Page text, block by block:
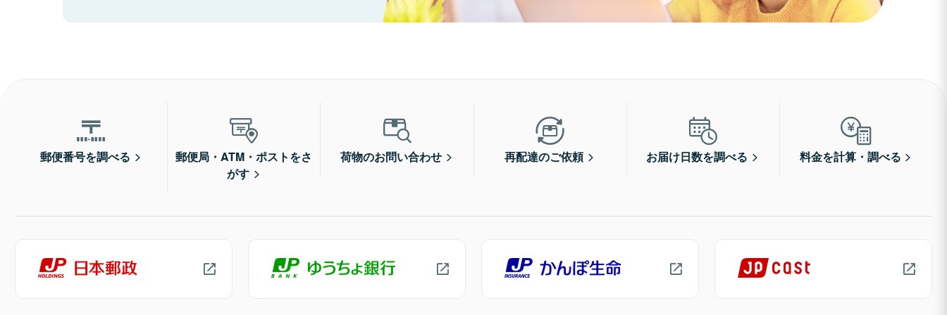
郵便番号を調べる
郵便局・ATM・ポストをさ
がす
荷物のお問い合わせ 再配達のご依頼 お届け日数を調べる 料金を計算・調べる